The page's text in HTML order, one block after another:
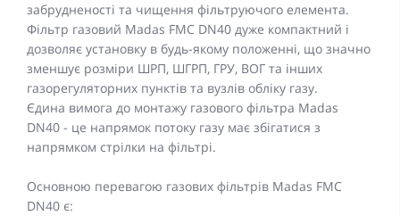
забрудненості та чищення фільтруючого елемента.
Фільтр газовий Madas FMC DN40 дуже компактний і
дозволяє установку в будь-якому положенні, що значно
зменшує розміри ШРП, ШГРП, ГРУ, ВОГ та інших
газорегуляторних пунктів та вузлів обліку газу.
Єдина вимога до монтажу газового фільтра Madas
DN40 - це напрямок потоку газу має збігатися з
напрямком стрілки на фільтрі.
Основною перевагою газових фільтрів Madas FMC
DN40 є: